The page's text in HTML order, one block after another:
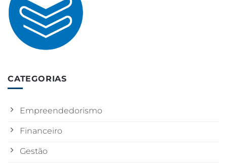
CATEGORIAS
Empreendedorismo
Financeiro
Gestão